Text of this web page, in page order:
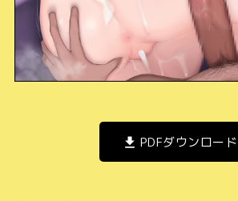
PDFダウンロード